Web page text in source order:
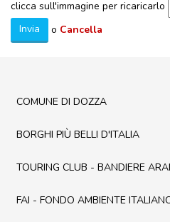
ENOTECA
clicca sull'immagine per ricaricarlo
Invia
o Cancella
COMUNE DI DOZZA
BORGHI PIÙ BELLI D'ITALIA
TOURING CLUB - BANDIERE
FAI - FONDO AMBIENTE